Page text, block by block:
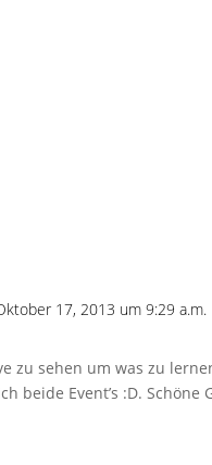
17, 2013 um 9:29 a.m.
zu sehen um was zu
beide Event’s :D. Schöne